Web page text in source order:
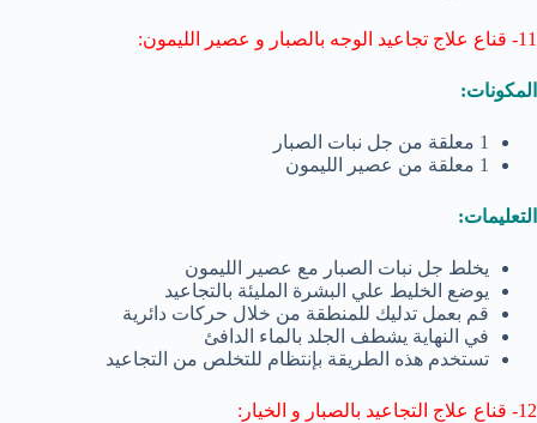
11- قناع علاج تجاعيد الوجه بالصبار و عصير الليمون:
المكونات:
1 معلقة من جل نبات الصبار
1 معلقة من عصير الليمون
التعليمات:
يخلط جل نبات الصبار مع عصير الليمون
يوضع الخليط علي البشرة المليئة بالتجاعيد
قم بعمل تدليك للمنطقة من خلال حركات دائرية
في النهاية يشطف الجلد بالماء الدافئ
تستخدم هذه الطريقة بإنتظام للتخلص من التجاعيد
12- قناع علاج التجاعيد بالصبار و الخيار: